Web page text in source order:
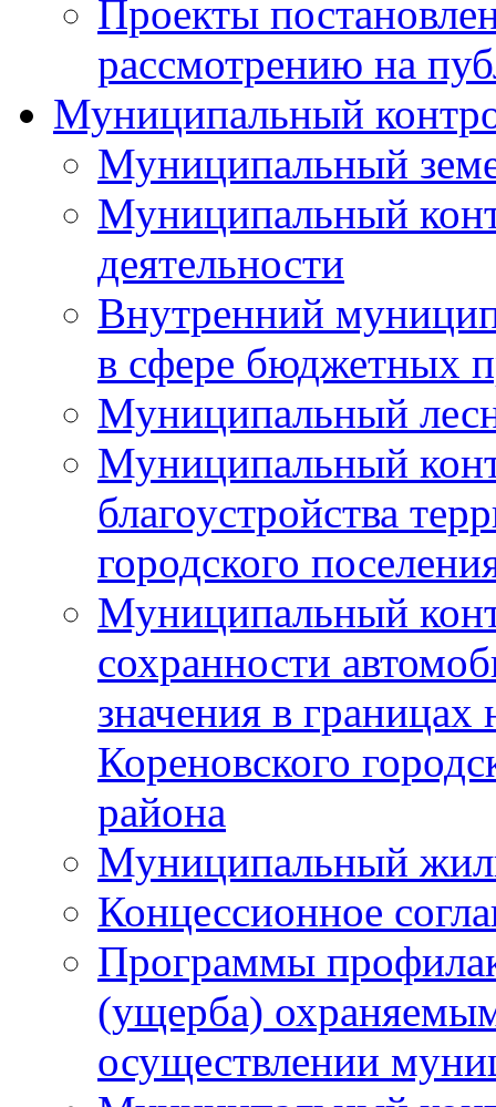
Проекты
рассмотрению на
Муниципальный
Муниципальный
Муниципальный
деятельности
Внутренний
в сфере бюджетных
Муниципальный
Муниципальный
благоустройства
городского
Муниципальный
сохранности
значения в
Кореновского
района
Муниципальный
Концессионное
Программы
(ущерба)
осуществлении